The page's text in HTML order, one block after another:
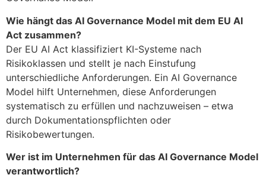
Wie hängt das AI Governance Model mit dem EU AI
Act zusammen?
Der EU AI Act klassifiziert KI-Systeme nach
Risikoklassen und stellt je nach Einstufung
unterschiedliche Anforderungen. Ein AI Governance
Model hilft Unternehmen, diese Anforderungen
systematisch zu erfüllen und nachzuweisen – etwa
durch Dokumentationspflichten oder
Risikobewertungen.
Wer ist im Unternehmen für das AI Governance Model
verantwortlich?